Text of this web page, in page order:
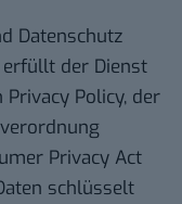
Datenschutz
erfüllt der Dienst
Policy, der
Privacy Act
schlüsselt